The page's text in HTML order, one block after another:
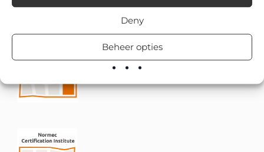
Deny
Beheer opties